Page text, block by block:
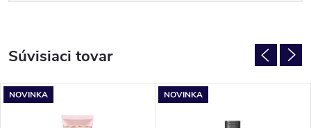
Súvisiaci tovar
NOVINKA NOVINKA